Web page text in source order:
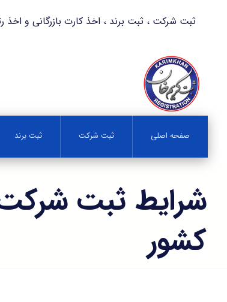
ثبت شرکت ، ثبت برند ، اخذ کارت بازرگانی و اخذ رتبه بندی
صفحه اصلی ثبت شرکت ثبت برند
شرایط ثبت شرکت
کشور